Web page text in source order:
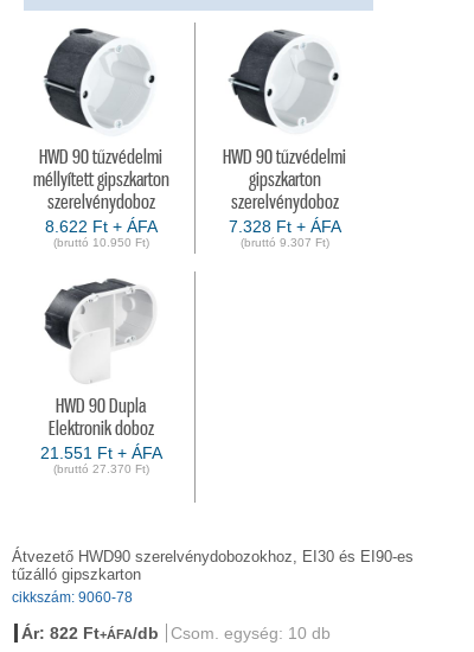
HWD 90 tűzvédelmi
méllyített gipszkarton
szerelvénydoboz
8.622 Ft + ÁFA
(bruttó 10.950 Ft)
HWD 90 tűzvédelmi
gipszkarton
szerelvénydoboz
7.328 Ft + ÁFA
(bruttó 9.307 Ft)
HWD 90 Dupla
Elektronik doboz
21.551 Ft + ÁFA
(bruttó 27.370 Ft)
Átvezető HWD90 szerelvénydobozokhoz, EI30 és EI90-es
tűzálló gipszkarton
cikkszám: 9060-78
Ár: 822 Ft+ÁFA/db
Csom. egység: 10 db